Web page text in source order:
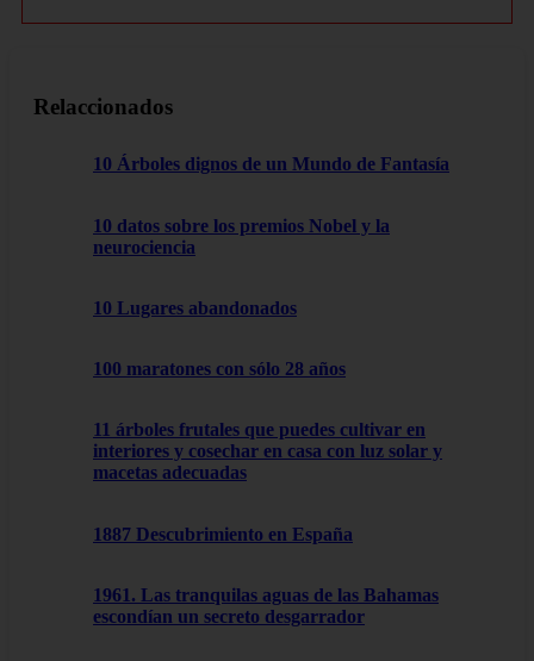
Relaccionados
10 Árboles dignos de un Mundo de Fantasía
10 datos sobre los premios Nobel y la
neurociencia
10 Lugares abandonados
100 maratones con sólo 28 años
11 árboles frutales que puedes cultivar en
interiores y cosechar en casa con luz solar y
macetas adecuadas
1887 Descubrimiento en España
1961. Las tranquilas aguas de las Bahamas
escondían un secreto desgarrador